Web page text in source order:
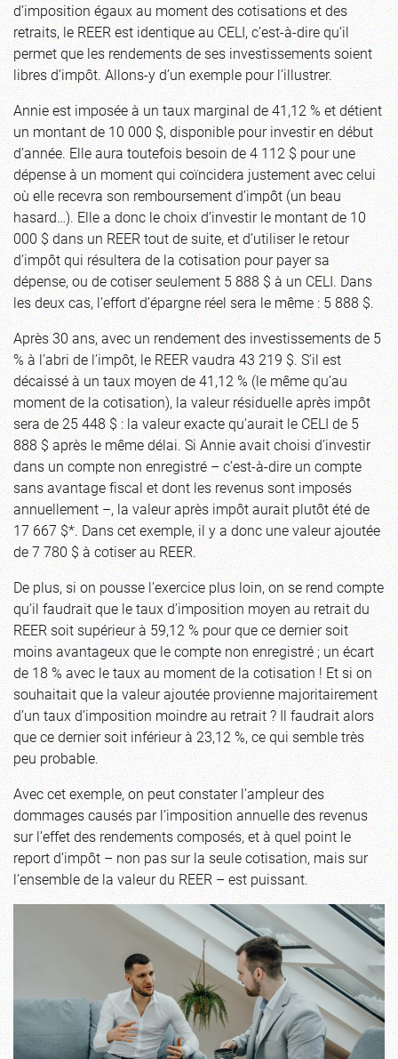
d’imposition égaux au moment des cotisations et des
retraits, le REER est identique au CELI, c’est-à-dire qu’il
permet que les rendements de ses investissements soient
libres d’impôt. Allons-y d’un exemple pour l’illustrer.
Annie est imposée à un taux marginal de 41,12 % et détient
un montant de 10 000 $, disponible pour investir en début
d’année. Elle aura toutefois besoin de 4 112 $ pour une
dépense à un moment qui coïncidera justement avec celui
où elle recevra son remboursement d’impôt (un beau
hasard…). Elle a donc le choix d’investir le montant de 10
000 $ dans un REER tout de suite, et d’utiliser le retour
d’impôt qui résultera de la cotisation pour payer sa
dépense, ou de cotiser seulement 5 888 $ à un CELI. Dans
les deux cas, l’effort d’épargne réel sera le même : 5 888 $.
Après 30 ans, avec un rendement des investissements de 5
% à l’abri de l’impôt, le REER vaudra 43 219 $. S’il est
décaissé à un taux moyen de 41,12 % (le même qu’au
moment de la cotisation), la valeur résiduelle après impôt
sera de 25 448 $ : la valeur exacte qu’aurait le CELI de 5
888 $ après le même délai. Si Annie avait choisi d’investir
dans un compte non enregistré – c’est-à-dire un compte
sans avantage fiscal et dont les revenus sont imposés
annuellement –, la valeur après impôt aurait plutôt été de
17 667 $*. Dans cet exemple, il y a donc une valeur ajoutée
de 7 780 $ à cotiser au REER.
De plus, si on pousse l’exercice plus loin, on se rend compte
qu’il faudrait que le taux d’imposition moyen au retrait du
REER soit supérieur à 59,12 % pour que ce dernier soit
moins avantageux que le compte non enregistré ; un écart
de 18 % avec le taux au moment de la cotisation ! Et si on
souhaitait que la valeur ajoutée provienne majoritairement
d’un taux d’imposition moindre au retrait ? Il faudrait alors
que ce dernier soit inférieur à 23,12 %, ce qui semble très
peu probable.
Avec cet exemple, on peut constater l’ampleur des
dommages causés par l’imposition annuelle des revenus
sur l’effet des rendements composés, et à quel point le
report d’impôt – non pas sur la seule cotisation, mais sur
l’ensemble de la valeur du REER – est puissant.